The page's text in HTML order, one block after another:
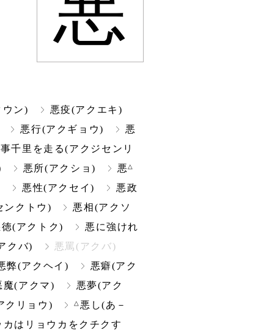
ウン)
悪疫(アクエキ)
悪行(アクギョウ)
悪
千里を走る(アクジセンリ
悪所(アクショ) 悪△
悪性(アクセイ)
悪政
ンクトウ)
悪相(アクソ
徳(アクトク)
悪に強けれ
クバ)
悪罵(アクバ)
弊(アクヘイ)
悪癖(アク
魔(アクマ)
悪夢(アク
クリョウ) △ 悪し(あ－
はリョウカをクチクす